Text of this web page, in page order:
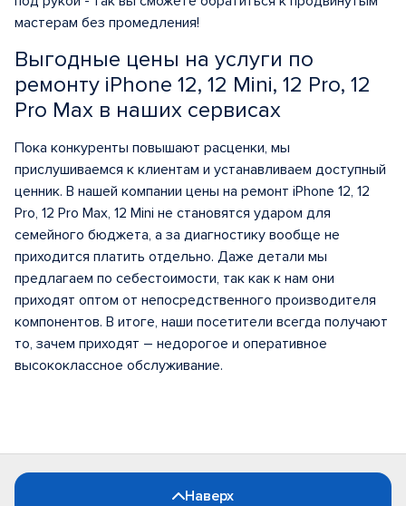
мастерам без промедления!
Выгодные цены на услуги по
ремонту iPhone 12, 12 Mini, 12 Pro, 12
Pro Max в наших сервисах
Пока конкуренты повышают расценки, мы
прислушиваемся к клиентам и устанавливаем доступный
ценник. В нашей компании цены на ремонт iPhone 12, 12
Pro, 12 Pro Max, 12 Mini не становятся ударом для
семейного бюджета, а за диагностику вообще не
приходится платить отдельно. Даже детали мы
предлагаем по себестоимости, так как к нам они
приходят оптом от непосредственного производителя
компонентов. В итоге, наши посетители всегда получают
то, зачем приходят – недорогое и оперативное
высококлассное обслуживание.
Наверх